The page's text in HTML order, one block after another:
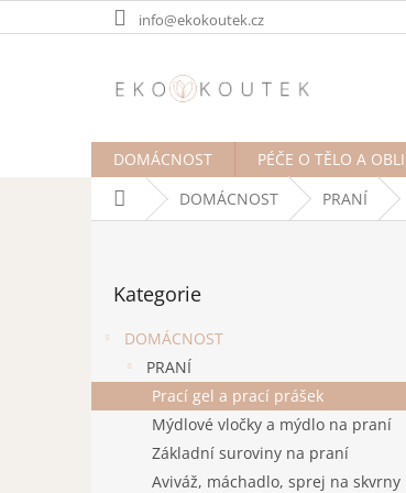
na
info@ekokoutek.cz
DOMÁCNOST PÉČE O TĚLO A
Domů DOMÁCNOST PRANÍ
n
kategorie
Kategorie
DOMÁCNOST
PRANÍ
Prací gel a prací prášek
Mýdlové vločky a mýdlo na praní
Základní suroviny na praní
Aviváž, máchadlo, sprej na skvrny